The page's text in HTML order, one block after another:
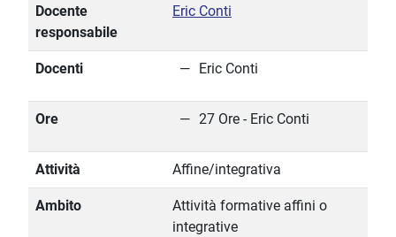
Docente
responsabile
Eric Conti
Docenti Eric Conti
Ore 27 Ore - Eric Conti
Attività Affine/integrativa
Ambito
Attività formative affini o
integrative